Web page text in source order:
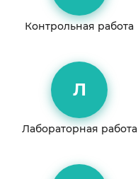
Контрольная работа
Л
Лабораторная работа